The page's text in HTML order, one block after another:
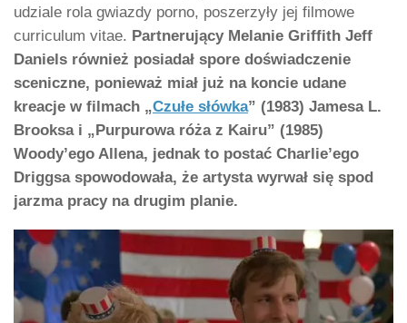
udziale rola gwiazdy porno, poszerzyły jej filmowe
curriculum vitae. Partnerujący Melanie Griffith Jeff
Daniels również posiadał spore doświadczenie
sceniczne, ponieważ miał już na koncie udane
kreacje w filmach „Czułe słówka” (1983) Jamesa L.
Brooksa i „Purpurowa róża z Kairu” (1985)
Woody’ego Allena, jednak to postać Charlie’ego
Driggsa spowodowała, że artysta wyrwał się spod
jarzma pracy na drugim planie.